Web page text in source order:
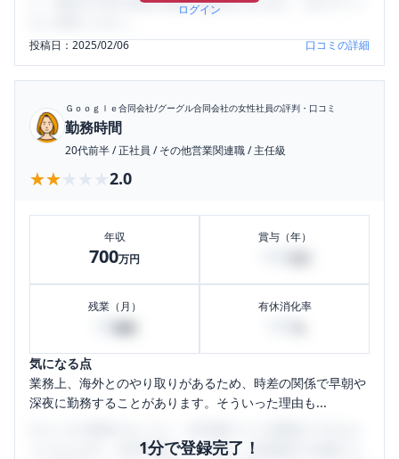
ログイン
投稿日：2025/02/06 口コミの詳細
Ｇｏｏｇｌｅ合同会社/グーグル合同会社の女性社員の評判・口コミ
勤務時間
20代前半/正社員 /その他営業関連職/主任級
★★★★★
★★★★★ 2.0
年収
700万円
賞与（年）
残業（月） 有休消化率
気になる点
業務上、海外とのやり取りがあるため、時差の関係で早朝や
深夜に勤務することがあります。そういった理由も...
1分で登録完了！
うになります。SHEHUB(シーハブ)は、女性限定の企業口コ